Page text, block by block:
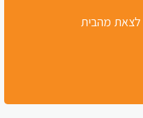
לצאת מהבית